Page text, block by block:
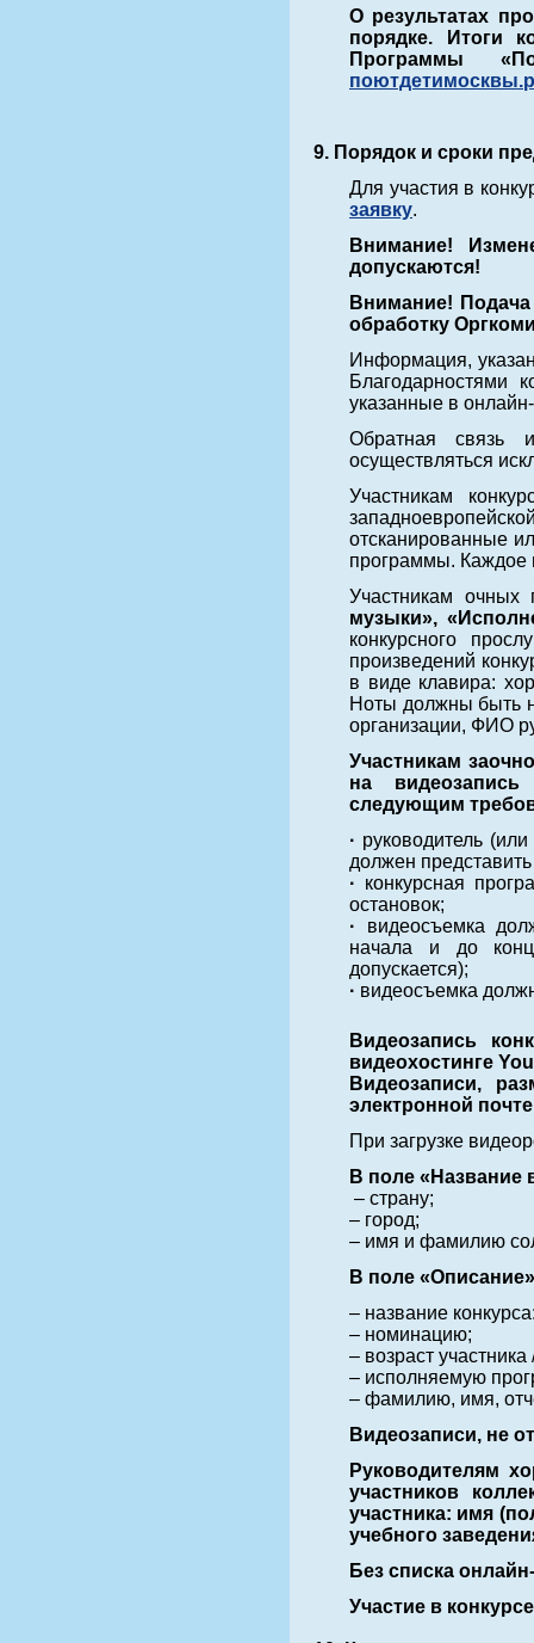
О результатах
порядке. Итоги
Программы
9. Порядок и сроки
Для участия в
заявку.
Внимание!
допускаются!
Внимание!
обработку
Информация,
Благодарностями
указанные в
Обратная связь
осуществляться
Участникам
отсканированные
программы. Каждое
Участникам очных
музыки»,
конкурсного
произведений
в виде клавира:
Ноты должны быть
организации, ФИО
Участникам
на видеозапись
следующим
· руководитель
должен
· конкурсная
остановок;
· видеосъемка
начала и до
допускается);
· видеосъемка
Видеозапись
видеохостинге
Видеозаписи,
электронной
При загрузке
В поле «Название
– страну;
– город;
– имя и фамилию
В поле
– название
– номинацию;
– возраст
– исполняемую
– фамилию, имя,
Видеозаписи, не
Руководителям
участников
участника: имя
учебного
Без списка
Участие в